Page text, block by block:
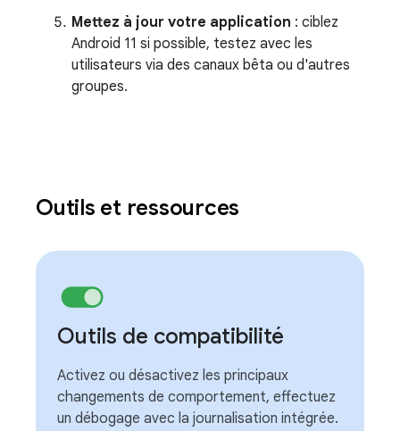
Mettez à jour votre application : ciblez
Android 11 si possible, testez avec les
utilisateurs via des canaux bêta ou d'autres
groupes.
Outils et ressources
Outils de compatibilité
Activez ou désactivez les principaux
changements de comportement, effectuez
un débogage avec la journalisation intégrée.